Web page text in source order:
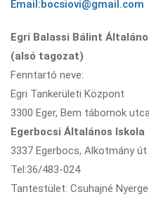
Email:bocsiovi@gmail.com
Egri Balassi Bálint
(alsó tagozat)
Fenntartó neve:
Egri Tankerületi Központ
3300 Eger, Bem tábornok
Egerbocsi Általános Iskola
3337 Egerbocs, Alkotmány út
Tel:36/483-024
Tantestület: Csuhajné